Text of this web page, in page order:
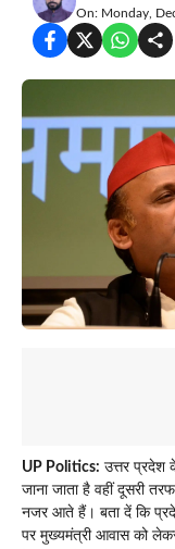
On: Monday,
UP Politics: उत्तर प्रदेश
जाना जाता है वहीं दूसरी
नजर आते हैं। बता दें कि
पर मुख्यमंत्री आवास को लेकर